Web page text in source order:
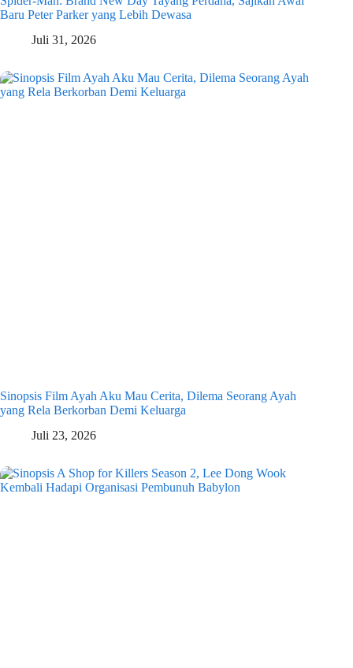
Baru Peter Parker yang Lebih Dewasa
Juli 31, 2026
Sinopsis Film Ayah Aku Mau Cerita, Dilema Seorang Ayah
yang Rela Berkorban Demi Keluarga
Juli 23, 2026